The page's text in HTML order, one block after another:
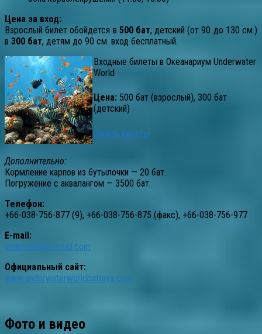
Цена за вход:
Взрослый билет обойдется в 500 бат, детский (от 90 до 130 см.)
в 300 бат, детям до 90 см. вход бесплатный.
Входные билеты в Океанариум Underwater
World
Цена: 500 бат (взрослый), 300 бат
(детский)
Купить билеты
Дополнительно:
Кормление карпов из бутылочки — 20 бат.
Погружение с аквалангом — 3500 бат.
Телефон:
+66-038-756-877 (9), +66-038-756-875 (факс), +66-038-756-977
E-mail:
undermkt@hotmail.com
Официальный сайт:
www.underwaterworldpattaya.com
Фото и видео